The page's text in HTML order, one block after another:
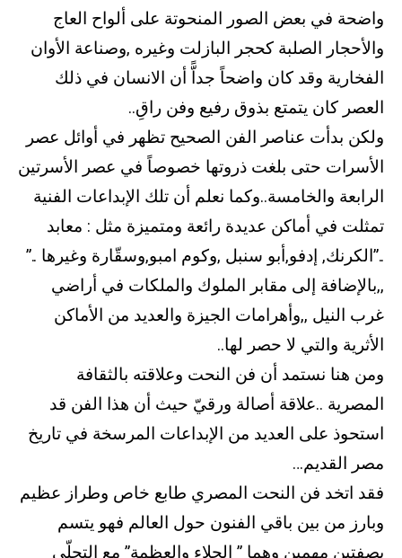
واضحة في بعض الصور المنحوتة على ألواح العاج
والأحجار الصلبة كحجر البازلت وغيره ,وصناعة الأوان
الفخارية وقد كان واضحاً جداًّ أن الانسان في ذلك
العصر كان يتمتع بذوق رفيع وفن راقِ..
ولكن بدأت عناصر الفن الصحيح تظهر في أوائل عصر
الأسرات حتى بلغت ذروتها خصوصاً في عصر الأسرتين
الرابعة والخامسة..وكما نعلم أن تلك الإبداعات الفنية
تمثلت في أماكن عديدة رائعة ومتميزة مثل : معابد
..”الكرنك, إدفو,أبو سنبل ,وكوم امبو,وسقّارة وغيرها ..”
,,بالإضافة إلى مقابر الملوك والملكات في أراضي
غرب النيل ,,وأهرامات الجيزة والعديد من الأماكن
الأثرية والتي لا حصر لها..
ومن هنا نستمد أن فن النحت وعلاقته بالثقافة
المصرية ..علاقة أصالة ورقيّ حيث أن هذا الفن قد
استحوذ على العديد من الإبداعات المرسخة في تاريخ
مصر القديم…
فقد اتخد فن النحت المصري طابع خاص وطراز عظيم
وبارز من بين باقي الفنون حول العالم فهو يتسم
بصفتين مهمين وهما ” الجلاء والعظمة” مع التحلّي